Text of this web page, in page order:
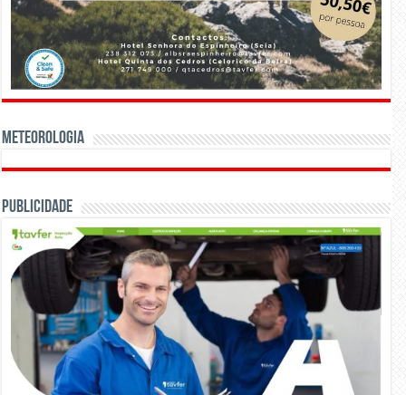
Meteorologia
Publicidade